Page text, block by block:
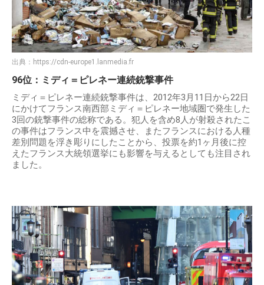
出典： https://cdn-europe1.lanmedia.fr
96位：ミディ＝ピレネー連続銃撃事件
ミディ＝ピレネー連続銃撃事件は、2012年3月11日から22日
にかけてフランス南西部ミディ＝ピレネー地域圏で発生した
3回の銃撃事件の総称である。犯人を含め8人が射殺されたこ
の事件はフランス中を震撼させ、またフランスにおける人種
差別問題を浮き彫りにしたことから、投票を約1ヶ月後に控
えたフランス大統領選挙にも影響を与えるとしても注目され
ました。